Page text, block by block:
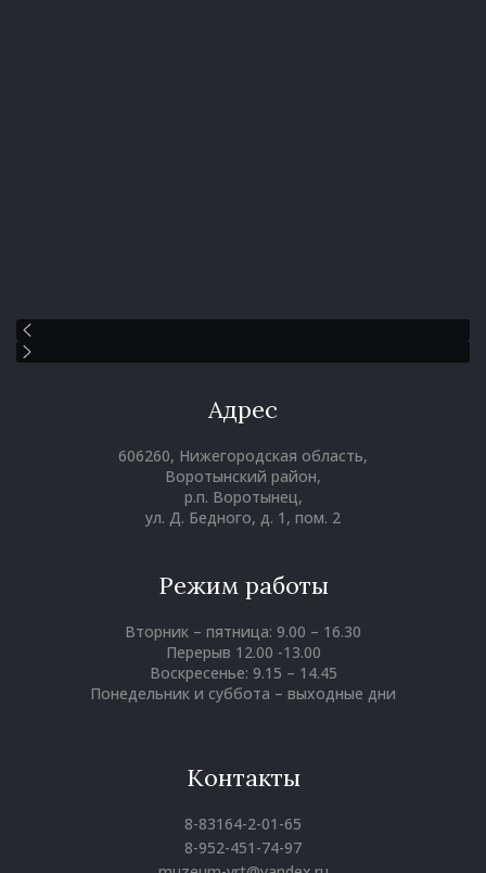
Адрес
606260, Нижегородская область,
Воротынский район,
р.п. Воротынец,
ул. Д. Бедного, д. 1, пом. 2
Режим работы
Вторник – пятница: 9.00 – 16.30
Перерыв 12.00 -13.00
Воскресенье: 9.15 – 14.45
Понедельник и суббота – выходные дни
Контакты
8-83164-2-01-65
8-952-451-74-97